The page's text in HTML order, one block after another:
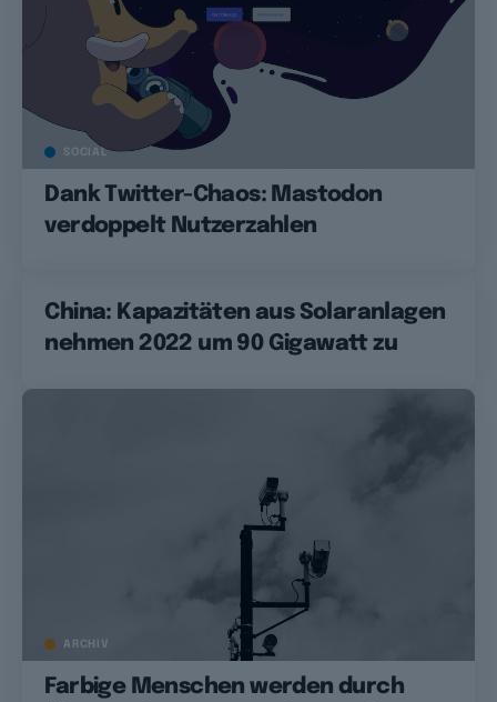
SOCIAL
Dank Twitter-Chaos: Mastodon
verdoppelt Nutzerzahlen
China: Kapazitäten aus Solaranlagen
nehmen 2022 um 90 Gigawatt zu
ARCHIV
Farbige Menschen werden durch